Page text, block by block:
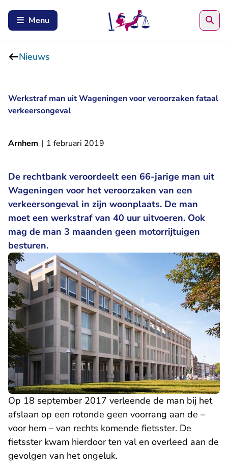
Menu
Nieuws
Werkstraf man uit Wageningen voor veroorzaken fataal
verkeersongeval
Arnhem | 1 februari 2019
De rechtbank veroordeelt een 66-jarige man uit
Wageningen voor het veroorzaken van een
verkeersongeval in zijn woonplaats. De man
moet een werkstraf van 40 uur uitvoeren. Ook
mag de man 3 maanden geen motorrijtuigen
besturen.
Op 18 september 2017 verleende de man bij het
afslaan op een rotonde geen voorrang aan de –
voor hem – van rechts komende fietsster. De
fietsster kwam hierdoor ten val en overleed aan de
gevolgen van het ongeluk.